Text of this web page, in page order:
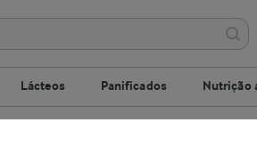
Lácteos Panificados Nutrição